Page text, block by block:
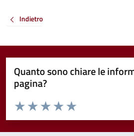
Indietro
Quanto sono chiare le
pagina?
Valuta da 1 a 5 stelle la pagina
Valuta 5 stelle su 5
Valuta 4 stelle su 5
Valuta 3 stelle su 5
Valuta 2 stelle su 5
Valuta 1 stelle su 5